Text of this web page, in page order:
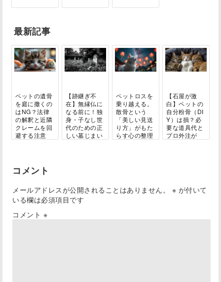
最新記事
ペットの遺骨
を庭に撒くの
はNG？法律
の解釈と近隣
クレームを回
避する注意
【跡継ぎ不
在】無縁仏に
なる前に！独
身・子なし世
代のための正
しい墓じまい
ペットロスを
乗り越える。
散骨という
「美しい見送
り方」がもた
らす心の整理
【石屋が激
白】ペットの
自分粉骨（DI
Y）は損？必
要な道具代と
プロ外注が
コメント
メールアドレスが公開されることはありません。 ※ が付いて
いる欄は必須項目です
コメント ※